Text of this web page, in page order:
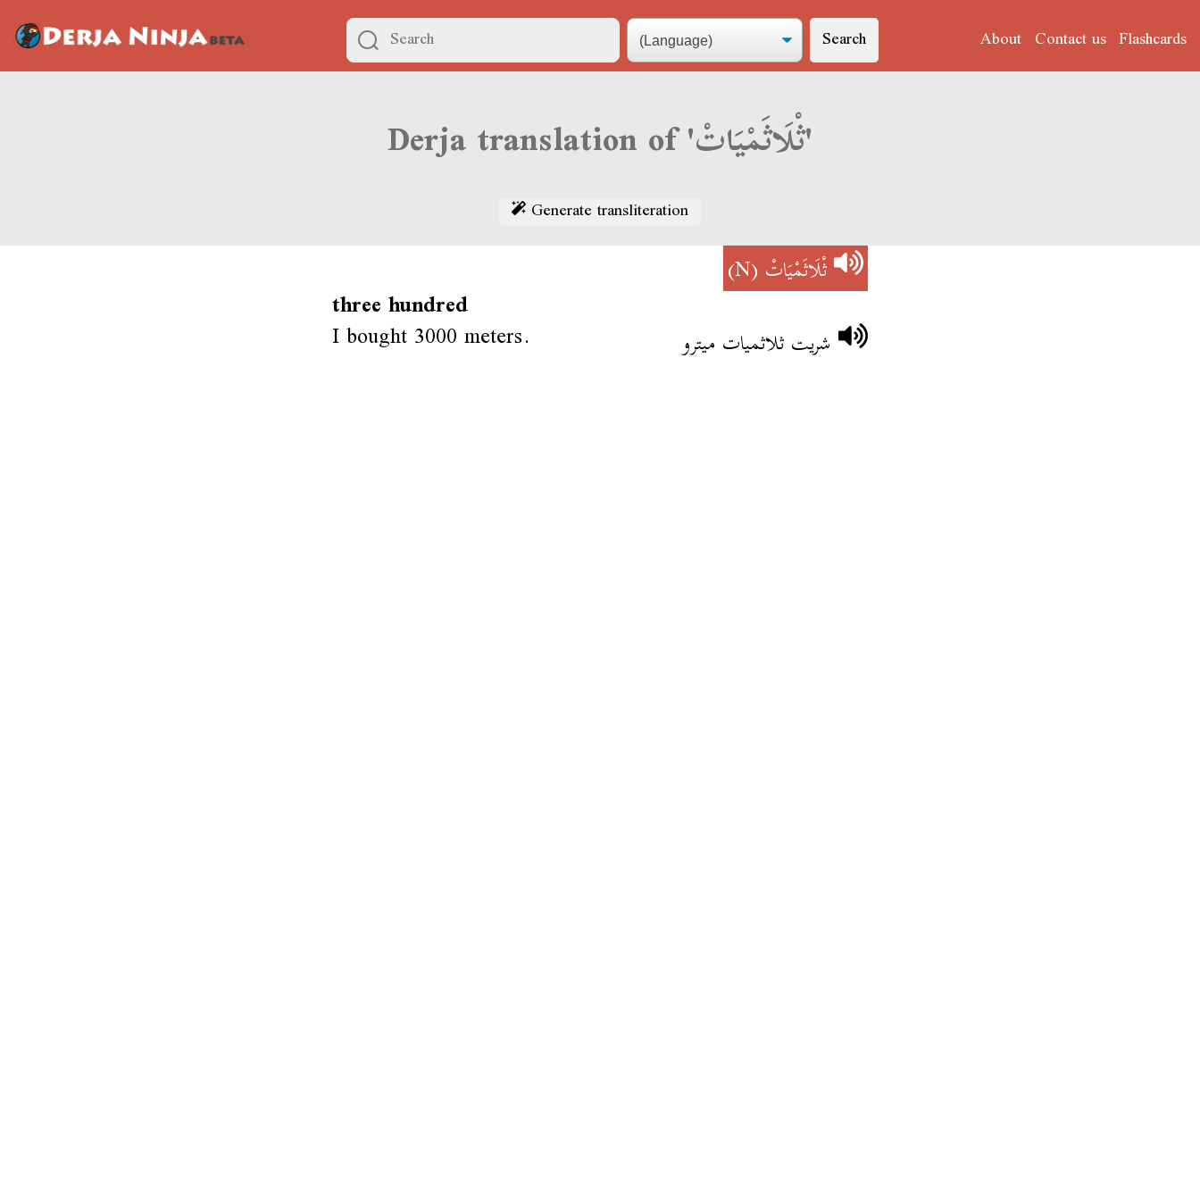
Search About Contact us Flashcards
Derja translation of 'ثْلَاثَمْيَاتْ'
Generate transliteration
ثْلَاثَمْيَاتْ(N)
three hundred
I bought 3000 meters. شريت ثلاثميات ميترو